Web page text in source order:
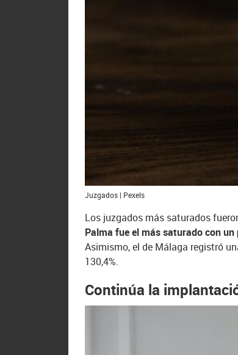
Juzgados | Pexels
Los juzgados más saturados
Palma fue el más saturado con
Asimismo, el de Málaga registró
130,4%.
Continúa la